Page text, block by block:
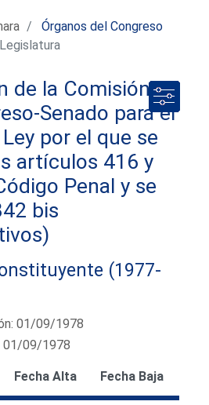
Órganos del Congreso
de la Comisión
Senado para el
por el que se
artículos 416 y
Penal y se
bis
(1977-
01/09/1978
01/09/1978
Fecha Alta Fecha Baja